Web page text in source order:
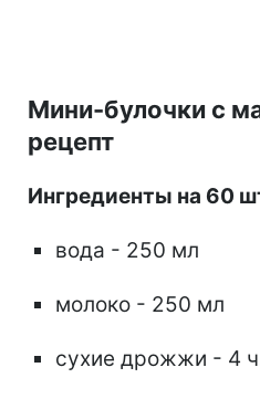
Мини-булочки с
рецепт
Ингредиенты на 60
вода - 250 мл
молоко - 250 мл
сухие дрожжи - 4